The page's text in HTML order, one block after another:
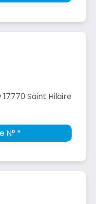
Saint Hilaire
N° *